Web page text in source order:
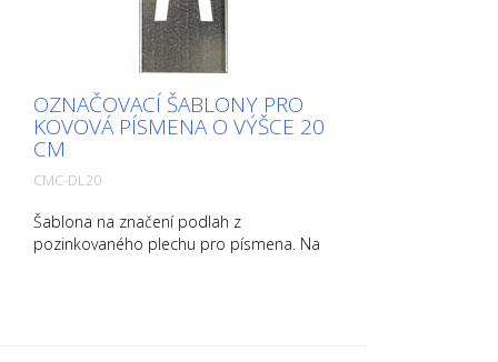
OZNAČOVACÍ ŠABLONY PRO
KOVOVÁ PÍSMENA O VÝŠCE 20
CM
CMC-DL20
Šablona na značení podlah z
pozinkovaného plechu pro písmena. Na